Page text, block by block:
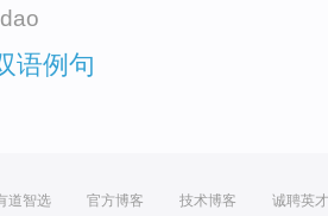
语例句
道智选 官方博客 技术博客 诚聘英才